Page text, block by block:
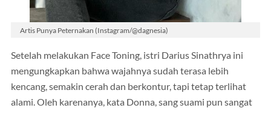
Artis Punya Peternakan (Instagram/@dagnesia)
Setelah melakukan Face Toning, istri Darius Sinathrya ini
mengungkapkan bahwa wajahnya sudah terasa lebih
kencang, semakin cerah dan berkontur, tapi tetap terlihat
alami. Oleh karenanya, kata Donna, sang suami pun sangat